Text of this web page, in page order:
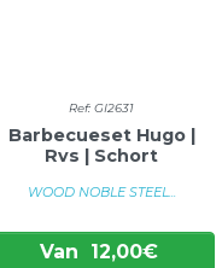
Ref: GI2631
Barbecueset Hugo |
Rvs | Schort
WOOD NOBLE STEEL...
Van 12,00€